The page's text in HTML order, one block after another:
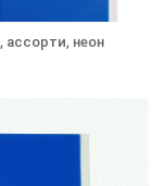
ассорти, неон